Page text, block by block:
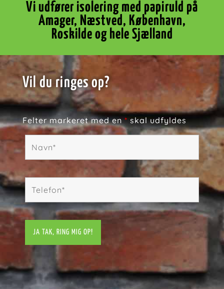
Vi udfører isolering med papiruld på
Amager, Næstved, København,
Roskilde og hele Sjælland
Vil du ringes op?
Felter markeret med en*skal udfyldes